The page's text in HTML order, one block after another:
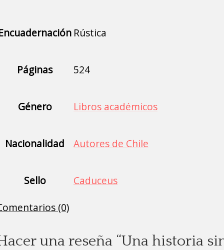
Rústica
Páginas 524
Género Libros académicos
Nacionalidad Autores de Chile
Sello
Caduceus
(0)
una reseña “Una historia